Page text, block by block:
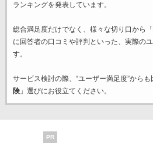
ランキングを発表しています。
総合満足度だけでなく、様々な切り口から「
に回答者の口コミや評判といった、実際の
す。
サービス検討の際、“ユーザー満足度”からも
険」選びにお役立てください。
PR